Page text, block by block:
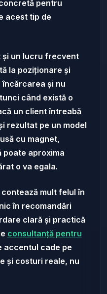
pentru
acest tip de
un lucru frecvent
la poziționare și
încărcarea și nu
când există o
un client întreabă
rezultat pe un model
cu magnet,
poate aproxima
o va egala.
mult felul în
în recomandări
clară și practică
consultanță pentru
accentul cade pe
și costuri reale, nu